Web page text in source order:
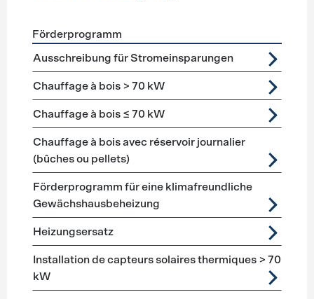
Förderprogramme Wärmeerzeugung
Förderprogramm
Ausschreibung für Stromeinsparungen
Chauffage à bois > 70 kW
Chauffage à bois ≤ 70 kW
Chauffage à bois avec réservoir journalier
(bûches ou pellets)
Förderprogramm für eine klimafreundliche
Gewächshausbeheizung
Heizungsersatz
Installation de capteurs solaires thermiques > 70
kW